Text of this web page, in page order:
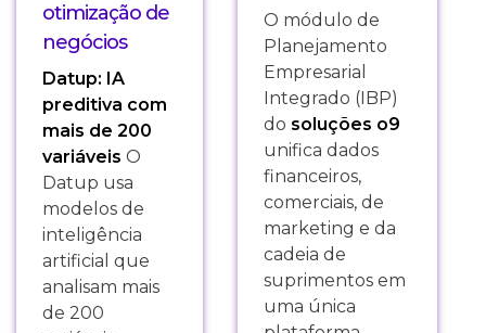
otimização de
negócios
Datup: IA
preditiva com
mais de 200
variáveis O
Datup usa
modelos de
inteligência
artificial que
analisam mais
de 200
O módulo de
Planejamento
Empresarial
Integrado (IBP)
do soluções o9
unifica dados
financeiros,
comerciais, de
marketing e da
cadeia de
suprimentos em
uma única